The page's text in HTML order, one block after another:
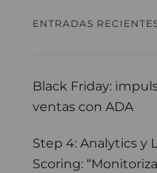
ENTRADAS
Black Friday:
ventas con ADA
Step 4: Analytics y
Scoring: